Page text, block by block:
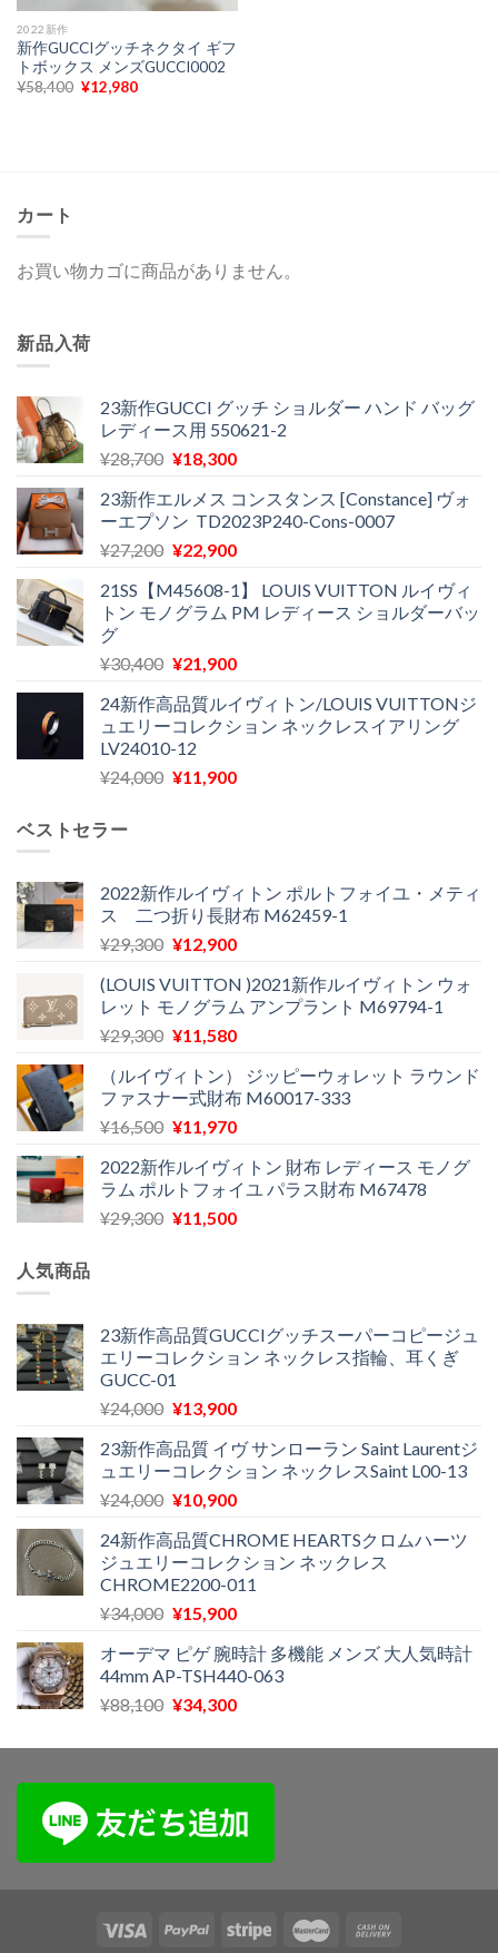
2022新作
新作GUCCIグッチネクタイ ギフ
トボックス メンズGUCCI0002
¥58,400 元
¥12,980現
カート
お買い物カゴに商品がありません。
新品入荷
23新作GUCCI グッチ ショルダー ハンド バッグ
レディース用 550621-2
¥28,700 元
価
格
は
で
し
¥18,300現
の
価
格
¥18,300
で
23新作エルメス コンスタンス [Constance] ヴォ
ーエプソン TD2023P240-Cons-0007
¥27,200 元
価
格
¥27,200
し
た。
¥22,900現
の
価
は
で
す。
21SS【M45608-1】 LOUIS VUITTON ルイヴィ
トン モノグラム PM レディース ショルダーバッ
グ
¥30,400 元
価
格
は
¥30,400
¥21,900現
の
価
は
24新作高品質ルイヴィトン/LOUIS VUITTONジ
ュエリーコレクション ネックレスイアリング
LV24010-12
¥24,000 元
¥24,000
で
し
¥11,900現
は
¥11,900
で
ベストセラー
2022新作ルイヴィトン ポルトフォイユ・メティ
ス 二つ折り長財布 M62459-1
¥29,300 元
価
格
は
で
た。
¥12,900現
の
価
格
¥12,900
で
す。
(LOUIS VUITTON )2021新作ルイヴィトン ウォ
レット モノグラム アンプラント M69794-1
¥29,300 元
価
格
は
で
し
た。
¥11,580現
の
価
格
¥11,580
で
す。
（ルイヴィトン） ジッピーウォレット ラウンド
ファスナー式財布 M60017-333
¥16,500 元
価
格
は
¥11,970現
の
価
格
2022新作ルイヴィトン 財布 レディース モノグ
ラム ポルトフォイユ パラス財布 M67478
¥29,300 元
¥29,300
で
し
た。
¥11,500現
は
¥11,500
す。
人気商品
23新作高品質GUCCIグッチスーパーコピージュ
エリーコレクション ネックレス指輪、耳くぎ
GUCC-01
¥24,000 元
価
格
は
で
し
た。
¥13,900現
の
価
格
¥13,900
で
す。
23新作高品質 イヴ サンローラン Saint Laurentジ
ュエリーコレクション ネックレスSaint L00-13
¥24,000 元
価
格
は
¥24,000
し
た。
¥10,900現
の
価
格
は
で
す。
24新作高品質CHROME HEARTSクロムハーツ
ジュエリーコレクション ネックレス
CHROME2200-011
¥34,000 元
価
格
は
で
¥15,900現
の
価
格
¥15,900
オーデマ ピゲ 腕時計 多機能 メンズ 大人気時計
44mm AP-TSH440-063
¥88,100 元
価
¥88,100
で
し
た。
¥34,300現
の
は
¥34,300
で
す。